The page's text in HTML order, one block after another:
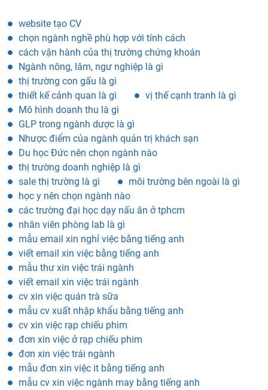
website tạo CV
chọn ngành nghề phù hợp với tính cách
cách vận hành của thị trường chứng khoán
Ngành nông, lâm, ngư nghiệp là gì
thị trường con gấu là gì
thiết kế cảnh quan là gì
vị thế cạnh tranh là gì
Mô hình doanh thu là gì
GLP trong ngành dược là gì
Nhược điểm của ngành quản trị khách sạn
Du học Đức nên chọn ngành nào
thị trường doanh nghiệp là gì
sale thị trường là gì
môi trường bên ngoài là gì
học y nên chọn ngành nào
các trường đại học dạy nấu ăn ở tphcm
nhân viên phòng lab là gì
mẫu email xin nghỉ việc bằng tiếng anh
viết email xin việc bằng tiếng anh
mẫu thư xin việc trái ngành
viết email xin việc trái ngành
cv xin việc quán trà sữa
mẫu cv xuất nhập khẩu bằng tiếng anh
cv xin việc rạp chiếu phim
đơn xin việc ở rạp chiếu phim
đơn xin việc trái ngành
mẫu đơn xin việc it bằng tiếng anh
mẫu cv xin việc ngành may bằng tiếng anh